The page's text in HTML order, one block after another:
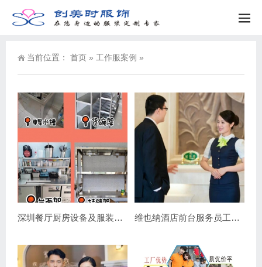
当前位置： 首页 » 工作服案例 »
深圳餐厅厨房设备及服装购买点（最新汇总） 维也纳酒店前台服务员工作服图片